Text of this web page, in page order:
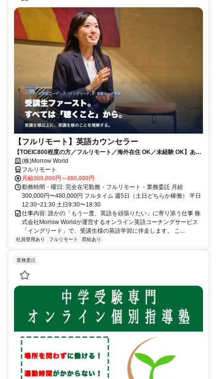
【フルリモート】英語カウンセラー
【TOEIC800程度の方／フルリモート／海外在住 OK／未経験 OK】あな
たが英語学習で経験した失敗も成功も。すべてが、受講生の人生を変え
るお仕事です。
(株)Morrow World
フルリモート
月給300,000円～480,000円
勤務時間・曜日: 完全在宅勤務・フルリモート・業務委託 月給
300,000円〜480,000円 フルタイム 週5日（土日どちらか稼働） 平日
12:30~21:30 土日9:30〜18:30
仕事内容: 誰かの「もう一度、英語を頑張りたい」に寄り添う仕事 株
式会社Morrow Worldが運営するオンライン英語コーチングサービス
「イングリード」で、受講生様の英語学習に伴走します。 こ...
社員登用あり フルリモート 昇給あり
業務委託